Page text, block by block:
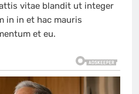
vitae blandit ut integer
in in et hac mauris
et eu.